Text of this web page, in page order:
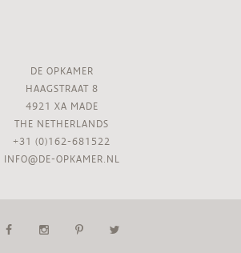
DE OPKAMER
HAAGSTRAAT 8
4921 XA MADE
THE NETHERLANDS
+31 (0)162-681522
INFO@DE-OPKAMER.NL